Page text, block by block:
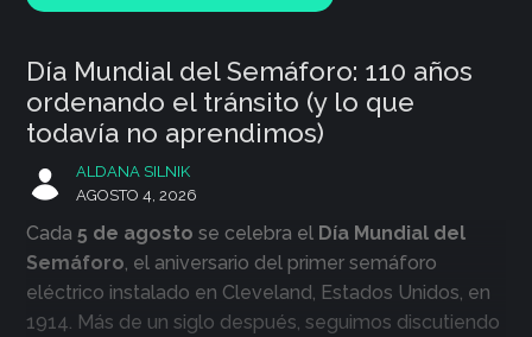
Día Mundial del Semáforo: 110 años
ordenando el tránsito (y lo que
todavía no aprendimos)
AGOSTO 4, 2026
ALDANA SILNIK
Cada5 de agosto se celebra el Día Mundial del
Semáforo, el aniversario del primer semáforo
eléctrico instalado en Cleveland, Estados Unidos, en
1914. Más de un siglo después, seguimos discutiendo